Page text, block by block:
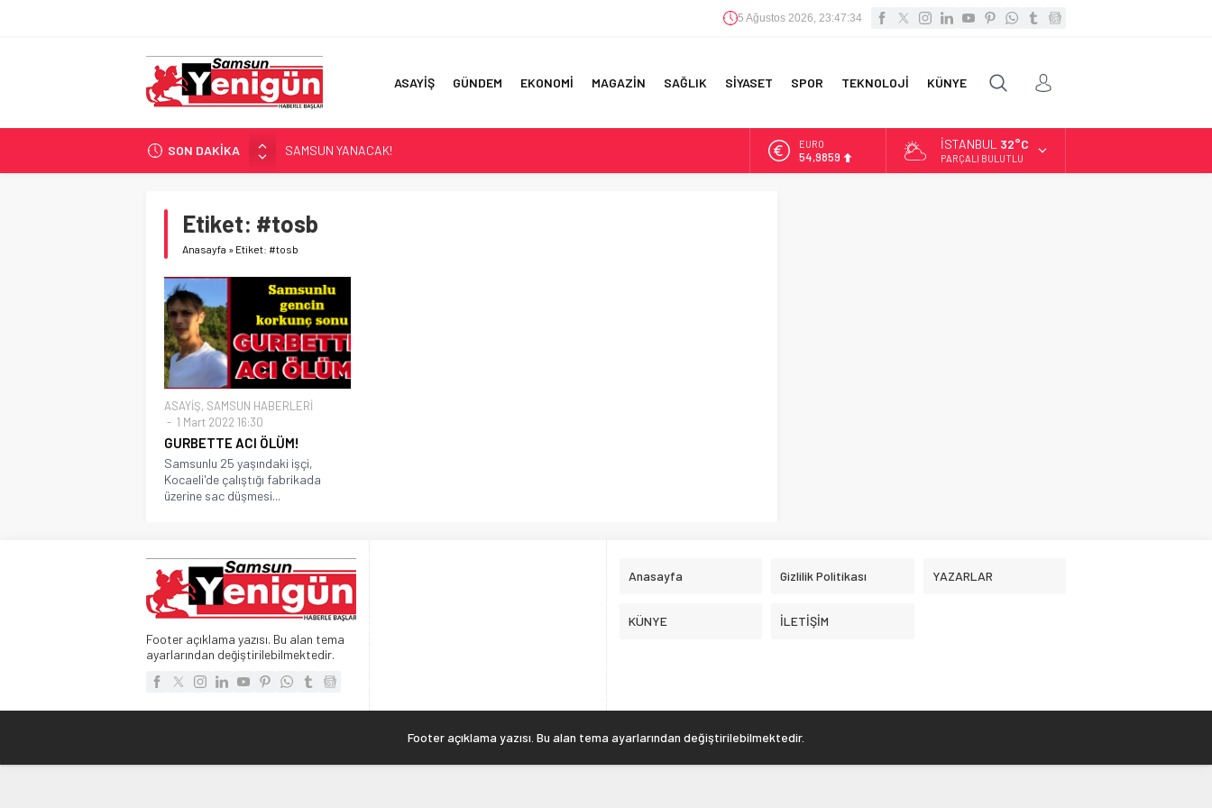
5 Ağustos 2026, 23:47:34
ASAYİŞ GÜNDEM EKONOMİ MAGAZİN SAĞLIK SİYASET SPOR TEKNOLOJİ KÜNYE
SON DAKİKA
SAMSUN YANACAK!
BİLİMİN İZİNDE!
FECİ SON!
UÇURUMDA CAN PAZARI!
EURO
54,9859
İSTANBUL 32°C
PARÇALI BULUTLU
Etiket: #tosb
Anasayfa » Etiket: #tosb
ASAYİŞ, SAMSUN HABERLERİ
1 Mart 2022 16:30
GURBETTE ACI ÖLÜM!
Samsunlu 25 yaşındaki işçi,
Kocaeli'de çalıştığı fabrikada
üzerine sac düşmesi...
Footer açıklama yazısı. Bu alan tema
ayarlarından değiştirilebilmektedir.
Anasayfa Gizlilik Politikası YAZARLAR
KÜNYE İLETİŞİM
Footer açıklama yazısı. Bu alan tema ayarlarından değiştirilebilmektedir.